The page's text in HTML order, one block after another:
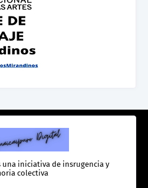
iniciativa de insrugencia y
colectiva